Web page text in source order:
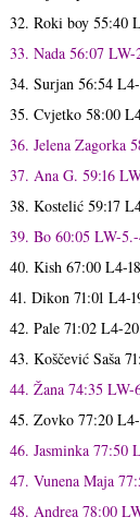
32. Roki boy 55:40
33. Nada 56:07 LW-
34. Surjan 56:54
35. Cvjetko 58:00
36. Jelena Zagorka
37. Ana G. 59:16
38. Kostelić 59:17
39. Bo 60:05 LW-
40. Kish 67:00 L4-
41. Dikon 71:01 L4-
42. Pale 71:02 L4-
43. Koščević Saša
44. Žana 74:35 LW-
45. Zovko 77:20
46. Jasminka 77:50
47. Vunena Maja
48. Andrea 78:00